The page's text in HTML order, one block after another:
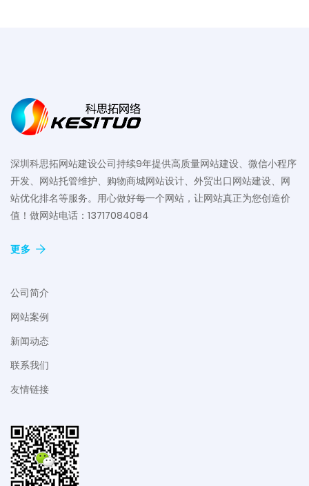
深圳科思拓网站建设公司持续9年提供高质量网站建设、微信小程序
开发、网站托管维护、购物商城网站设计、外贸出口网站建设、网
站优化排名等服务。用心做好每一个网站，让网站真正为您创造价
值！做网站电话：13717084084
更多
公司简介
网站案例
新闻动态
联系我们
友情链接